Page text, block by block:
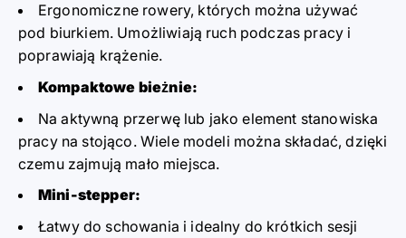
Ergonomiczne rowery, których można używać
pod biurkiem. Umożliwiają ruch podczas pracy i
poprawiają krążenie.
Kompaktowe bieżnie:
Na aktywną przerwę lub jako element stanowiska
pracy na stojąco. Wiele modeli można składać, dzięki
czemu zajmują mało miejsca.
Mini-stepper:
Łatwy do schowania i idealny do krótkich sesji